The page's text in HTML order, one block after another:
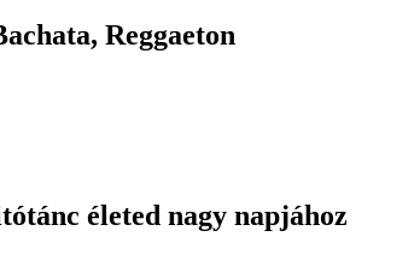
Reggaeton
életed nagy napjához